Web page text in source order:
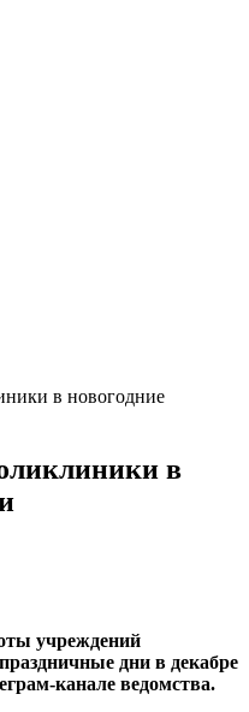
в новогодние
в
учреждений
дни в декабре
канале ведомства.